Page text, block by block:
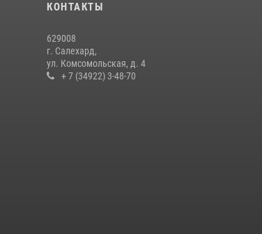
КОНТАКТЫ
629008
г. Салехард,
ул. Комсомольская, д. 4
+ 7 (34922) 3-48-70